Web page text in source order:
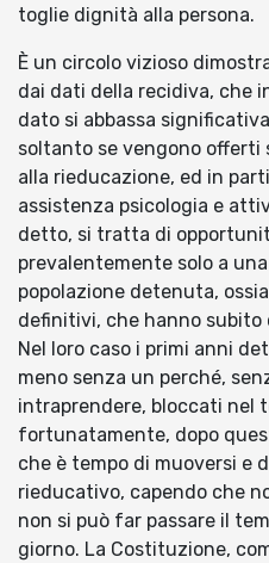
toglie dignità alla persona.
È un circolo vizioso
dai dati della recidiva, che
dato si abbassa
soltanto se vengono
alla rieducazione, ed in
assistenza psicologia e
detto, si tratta di
prevalentemente solo a
popolazione detenuta,
definitivi, che hanno subito
Nel loro caso i primi anni
meno senza un perché,
intraprendere, bloccati nel
fortunatamente, dopo
che è tempo di muoversi e
rieducativo, capendo che
non si può far passare il
giorno. La Costituzione,